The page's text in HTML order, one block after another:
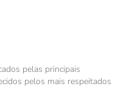
pelas principais
pelos mais respeitados